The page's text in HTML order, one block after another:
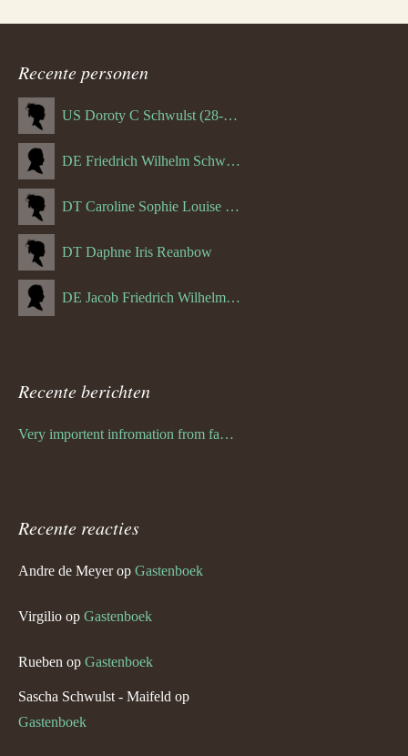
Recente personen
US Doroty C Schwulst (28-12-1919)
DE Friedrich Wilhelm Schwulst
DT Caroline Sophie Louise Schreuder born Schwulst (13-05-1866)
DT Daphne Iris Reanbow
DE Jacob Friedrich Wilhelm Hurth
Recente berichten
Very importent infromation from family Schwulst
Recente reacties
Andre de Meyerop Gastenboek
Virgilio op Gastenboek
Rueben op Gastenboek
Sascha Schwulst - Maifeld op
Gastenboek